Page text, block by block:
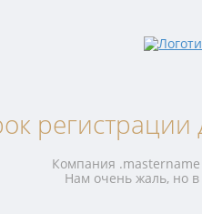
Компания .mastername
Нам очень жаль, но